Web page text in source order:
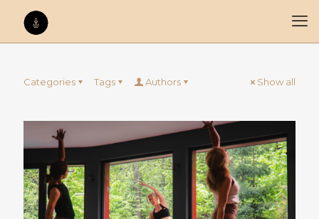
Categories Tags Authors Show all